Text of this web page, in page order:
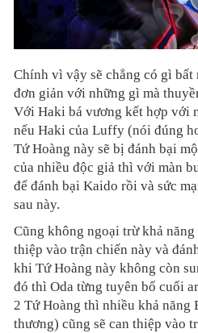
Chính vì vậy sẽ chẳng có gì
đơn giản với những gì mà
Với Haki bá vương kết hợp với
nếu Haki của Luffy (nói đúng
Tứ Hoàng này sẽ bị đánh bại
của nhiều độc giả thì với màn
để đánh bại Kaido rồi và sức
sau này.
Cũng không ngoại trừ khả năng
thiệp vào trận chiến này và
khi Tứ Hoàng này không còn
đó thì Oda từng tuyên bố cuối
2 Tứ Hoàng thì nhiều khả
thương) cũng sẽ can thiệp vào